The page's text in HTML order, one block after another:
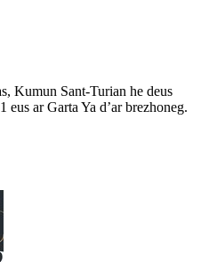
Kumun Sant-Turian he deus
eus ar Garta Ya d’ar brezhoneg.